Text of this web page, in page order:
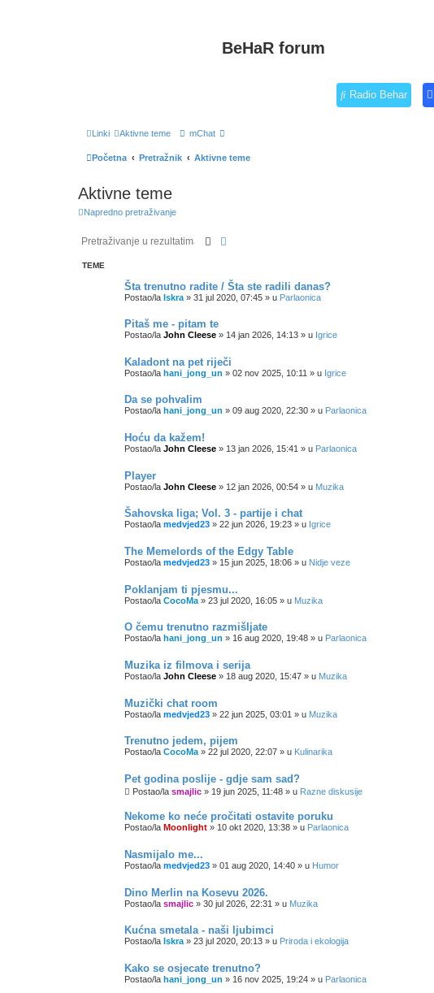
BeHaR forum
Radio Behar
Linki Aktivne teme mChat
Početna Pretražnik Aktivne teme
Aktivne teme
Napredno pretraživanje
Pretražnik
TEME
Šta trenutno radite / Šta ste radili danas?
Postao/la Iskra » 31 jul 2020, 07:45 » u Parlaonica
Pitaš me - pitam te
Postao/la John Cleese » 14 jan 2026, 14:13 » u Igrice
Kaladont na pet riječi
Postao/la hani_jong_un » 02 nov 2025, 10:11 » u Igrice
Da se pohvalim
Postao/la hani_jong_un » 09 aug 2020, 22:30 » u Parlaonica
Hoću da kažem!
Postao/la John Cleese » 13 jan 2026, 15:41 » u Parlaonica
Player
Postao/la John Cleese » 12 jan 2026, 00:54 » u Muzika
Šahovska liga; Vol. 3 - partije i chat
Postao/la medvjed23 » 22 jun 2026, 19:23 » u Igrice
The Memelords of the Edgy Table
Postao/la medvjed23 » 15 jun 2025, 18:06 » u Nidje veze
Poklanjam ti pjesmu...
Postao/la CocoMa » 23 jul 2020, 16:05 » u Muzika
O čemu trenutno razmišljate
Postao/la hani_jong_un » 16 aug 2020, 19:48 » u Parlaonica
Muzika iz filmova i serija
Postao/la John Cleese » 18 aug 2020, 15:47 » u Muzika
Muzički chat room
Postao/la medvjed23 » 22 jun 2025, 03:01 » u Muzika
Trenutno jedem, pijem
Postao/la CocoMa » 22 jul 2020, 22:07 » u Kulinarika
Pet godina poslije - gdje sam sad?
Postao/la smajlic » 19 jun 2025, 11:48 » u Razne diskusije
Nekome ko neće pročitati ostavite poruku
Postao/la Moonlight » 10 okt 2020, 13:38 » u Parlaonica
Nasmijalo me...
Postao/la medvjed23 » 01 aug 2020, 14:40 » u Humor
Dino Merlin na Kosevu 2026.
Postao/la smajlic » 30 jul 2026, 22:31 » u Muzika
Kućna smetala - naši ljubimci
Postao/la Iskra » 23 jul 2020, 20:13 » u Priroda i ekologija
Kako se osjecate trenutno?
Postao/la hani_jong_un » 16 nov 2025, 19:24 » u Parlaonica